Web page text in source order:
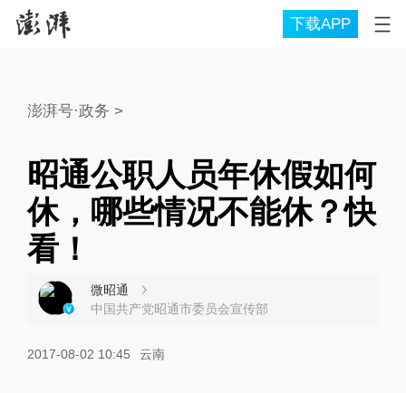
下载APP
澎湃号·政务 >
昭通公职人员年休假如何
休，哪些情况不能休？快
看！
微昭通
中国共产党昭通市委员会宣传部
2017-08-02 10:45 云南